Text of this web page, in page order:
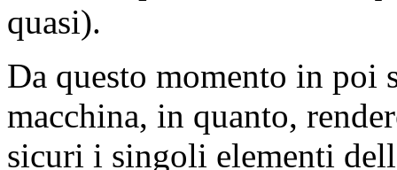
quasi).
Da questo momento in poi
macchina, in quanto,
sicuri i singoli elementi